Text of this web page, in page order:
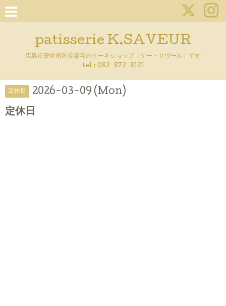
patisserie K.SAVEUR
広島市安佐南区長楽寺のケーキショップ〔ケー・サヴール〕です
tel : 082-872-8121
定休日 2026-03-09 (Mon)
定休日